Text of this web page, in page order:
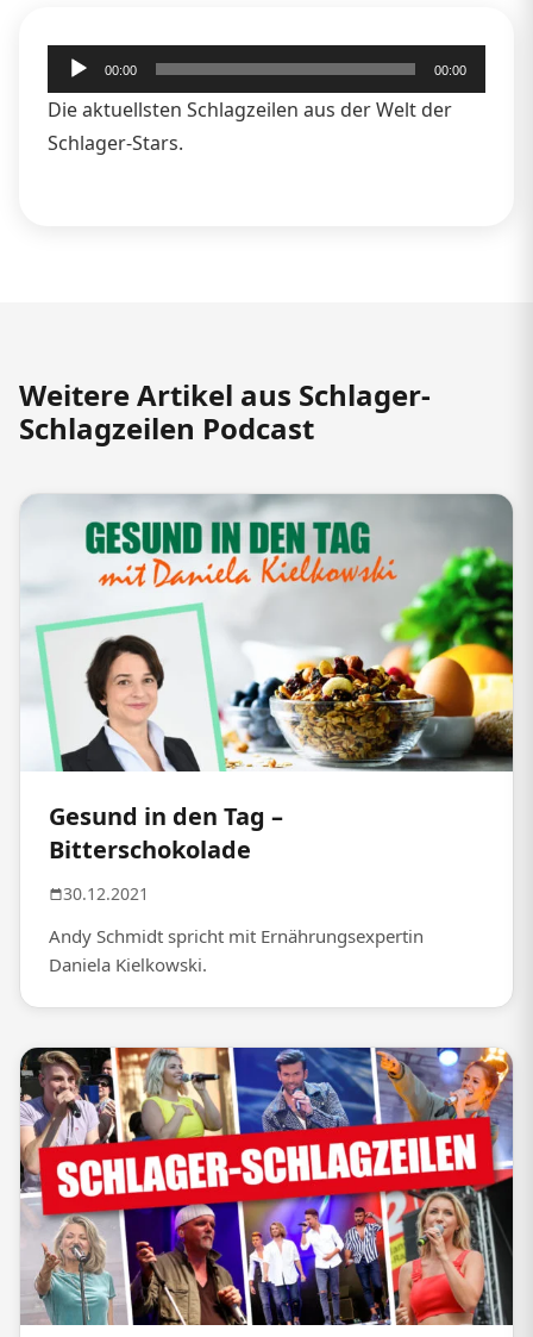
Audio-
Player
00:00 00:00
Die aktuellsten Schlagzeilen aus der Welt der
Schlager-Stars.
Weitere Artikel aus Schlager-
Schlagzeilen Podcast
Gesund in den Tag –
Bitterschokolade
30.12.2021
Andy Schmidt spricht mit Ernährungsexpertin
Daniela Kielkowski.